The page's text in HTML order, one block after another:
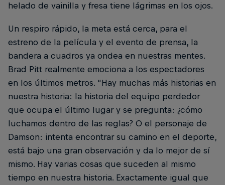
helado de vainilla y fresa tiene lágrimas en los ojos.
Un respiro rápido, la meta está cerca, para el
estreno de la película y el evento de prensa, la
bandera a cuadros ya ondea en nuestras mentes.
Brad Pitt realmente emociona a los espectadores
en los últimos metros. “Hay muchas más historias en
nuestra historia: la historia del equipo perdedor
que ocupa el último lugar y se pregunta: ¿cómo
luchamos dentro de las reglas? O el personaje de
Damson: intenta encontrar su camino en el deporte,
está bajo una gran observación y da lo mejor de sí
mismo. Hay varias cosas que suceden al mismo
tiempo en nuestra historia. Exactamente igual que